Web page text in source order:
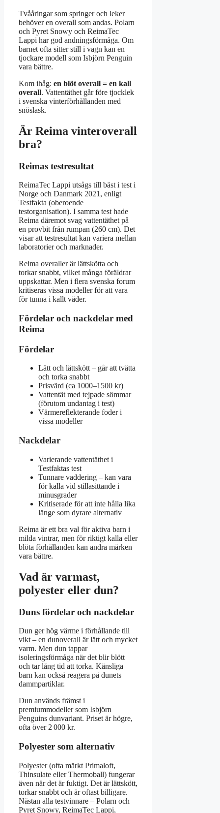
Tvååringar som springer och leker
behöver en overall som andas. Polarn
och Pyret Snowy och ReimaTec
Lappi har god andningsförmåga. Om
barnet ofta sitter still i vagn kan en
tjockare modell som Isbjörn Penguin
vara bättre.
Kom ihåg: en blöt overall = en kall
overall. Vattentäthet går före tjocklek
i svenska vinterförhållanden med
snöslask.
Är Reima vinteroverall
bra?
Reimas testresultat
ReimaTec Lappi utsågs till bäst i test i
Norge och Danmark 2021, enligt
Testfakta (oberoende
testorganisation). I samma test hade
Reima däremot svag vattentäthet på
en provbit från rumpan (260 cm). Det
visar att testresultat kan variera mellan
laboratorier och marknader.
Reima overaller är lättskötta och
torkar snabbt, vilket många föräldrar
uppskattar. Men i flera svenska forum
kritiseras vissa modeller för att vara
för tunna i kallt väder.
Fördelar och nackdelar med
Reima
Fördelar
Lätt och lättskött – går att tvätta
och torka snabbt
Prisvärd (ca 1000–1500 kr)
Vattentät med tejpade sömmar
(förutom undantag i test)
Värmereflekterande foder i
vissa modeller
Nackdelar
Varierande vattentäthet i
Testfaktas test
Tunnare vaddering – kan vara
för kalla vid stillasittande i
minusgrader
Kritiserade för att inte hålla lika
länge som dyrare alternativ
Reima är ett bra val för aktiva barn i
milda vintrar, men för riktigt kalla eller
blöta förhållanden kan andra märken
vara bättre.
Vad är varmast,
polyester eller dun?
Duns fördelar och nackdelar
Dun ger hög värme i förhållande till
vikt – en dunoverall är lätt och mycket
varm. Men dun tappar
isoleringsförmåga när det blir blött
och tar lång tid att torka. Känsliga
barn kan också reagera på dunets
dammpartiklar.
Dun används främst i
premiummodeller som Isbjörn
Penguins dunvariant. Priset är högre,
ofta över 2 000 kr.
Polyester som alternativ
Polyester (ofta märkt Primaloft,
Thinsulate eller Thermoball) fungerar
även när det är fuktigt. Det är lättskött,
torkar snabbt och är oftast billigare.
Nästan alla testvinnare – Polarn och
Pyret Snowy, ReimaTec Lappi,